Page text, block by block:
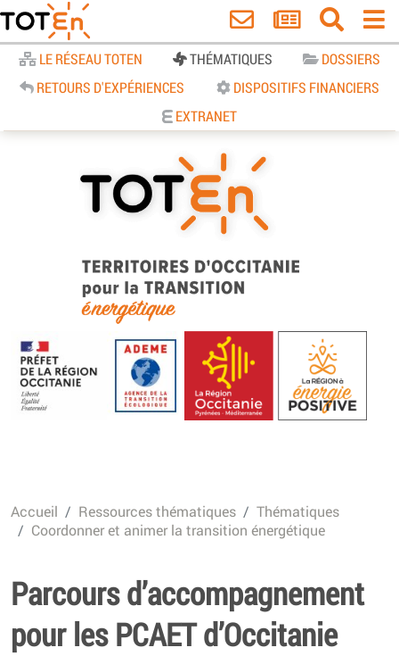
LE RÉSEAU TOTEN THÉMATIQUES
DOSSIERS
RETOURS D'EXPÉRIENCES
DISPOSITIFS FINANCIERS
EXTRANET
TOTEn Occitanie | Territoires
d’Occitanie pour la Transition
Energétique
Accueil Ressources thématiques
Thématiques
Coordonner et animer la transition énergétique
Parcours d’accompagnement
pour les PCAET d’Occitanie